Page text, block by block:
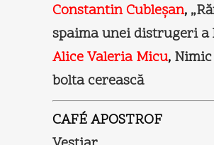
Constantin Cubleşan,
spaima unei distrugeri a
Alice Valeria Micu,
bolta cerească
CAFÉ APOSTROF